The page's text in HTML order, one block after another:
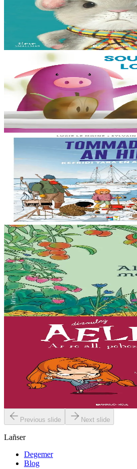
E penn ar c’hoad ez eus ul logodenn
Logodennig evit bezañ grignousañ ha
deiz en em gav gant ur broc’hig...
Er stok13,00 €
3 bloaz hag ouzhpenn
Soubenn louet
C'hoant bras en deuz Rozig da fardañ ur
Ganto e vo ur c'houviad dic'hortoz avat...
Er stok8,00 €
8 vloaz hag ouzhpenn
Bannoù-heol
Tommadur an hin : Kefridi
Anavezout a ra mat Billy ar mor ha
he mamm ar skornegoù oteuziñ e bourzh
oueletenn Tara. Kinnig a ra Billy...
Er stok15,00 €
15 vloaz hag ouzhpenn
Bannoù-heol
Al liorzh marzhus
Un dastumad kronikennoù war al liorzhañ
ha derc’hel ur bevliesseurted pinvidik el
zo bet skrivet e...
Er stok18,00 €
Ar re all, pebezh ifern
« Evit lakaat ma zud da dreiñ sot,
stourm a-enep Jadenn hag he
em bez atav mennozhioù dedennus !...
Previous slide Next slide
Lañser
Degemer
Blog